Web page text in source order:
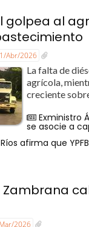
golpea al
Abr/2026
La falta de
agrícola,
creciente
Exministro
se asocie a
afirma que
2026